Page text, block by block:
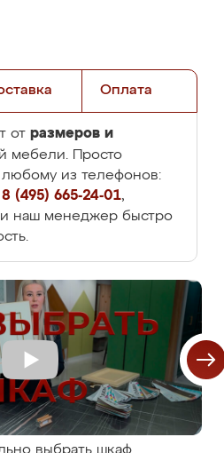
Оплата
от размеров и
мебели. Просто
из телефонов:
8 (495) 665-24-01,
и наш менеджер быстро